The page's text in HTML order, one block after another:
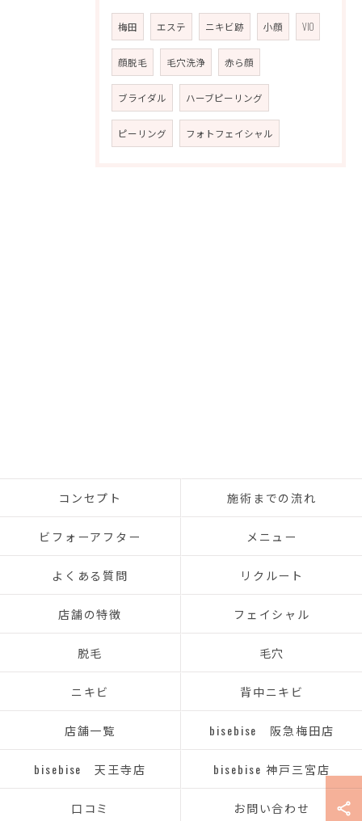
梅田 エステ ニキビ跡 小顔 VIO
顔脱毛 毛穴洗浄 赤ら顔
ブライダル ハーブピーリング
ピーリング フォトフェイシャル
コンセプト 施術までの流れ
ビフォーアフター メニュー
よくある質問 リクルート
店舗の特徴 フェイシャル
脱毛 毛穴
ニキビ 背中ニキビ
店舗一覧 bisebise 阪急梅田店
bisebise 天王寺店 bisebise 神戸三宮店
口コミ お問い合わせ